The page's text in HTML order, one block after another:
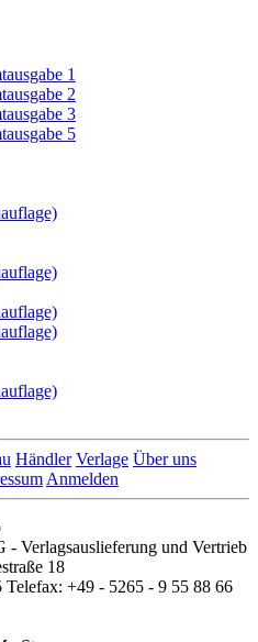
1
2
3
5
Händler Verlage Über uns
Anmelden
Verlagsauslieferung und Vertrieb
18
+49 - 5265 - 9 55 88 66